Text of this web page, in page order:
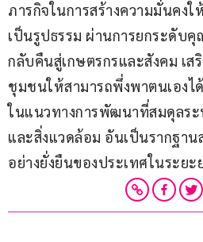
ภารกิจในการสร้างความมั่นคง
เป็นรูปธรรม ผ่านการยกระดับคุ
กลับคืนสู่เกษตรกรและสังคม เส
ชุมชนให้สามารถพึ่งพาตนเองไ
ในแนวทางการพัฒนาที่สมดุลระ
และสิ่งแวดล้อม อันเป็นรากฐาน
อย่างยั่งยืนของประเทศในระยะ